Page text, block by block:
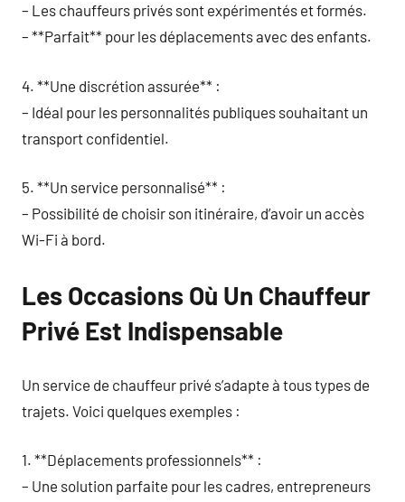
– Les chauffeurs privés sont expérimentés et formés.
– **Parfait** pour les déplacements avec des enfants.
4. **Une discrétion assurée** :
– Idéal pour les personnalités publiques souhaitant un
transport confidentiel.
5. **Un service personnalisé** :
– Possibilité de choisir son itinéraire, d’avoir un accès
Wi-Fi à bord.
Les Occasions Où Un Chauffeur
Privé Est Indispensable
Un service de chauffeur privé s’adapte à tous types de
trajets. Voici quelques exemples :
1. **Déplacements professionnels** :
– Une solution parfaite pour les cadres, entrepreneurs